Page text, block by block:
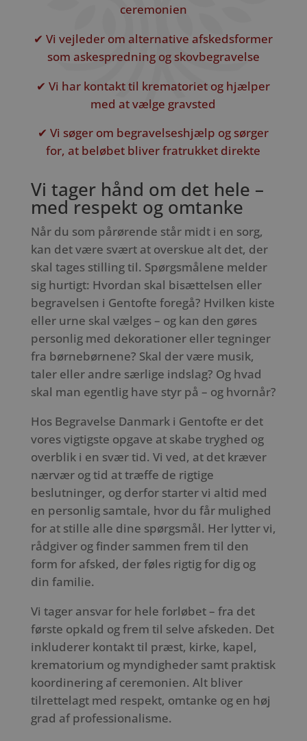
ceremonien
✔ Vi vejleder om alternative afskedsformer
som askespredning og skovbegravelse
✔ Vi har kontakt til krematoriet og hjælper
med at vælge gravsted
✔ Vi søger om begravelseshjælp og sørger
for, at beløbet bliver fratrukket direkte
Vi tager hånd om det hele –
med respekt og omtanke
Når du som pårørende står midt i en sorg,
kan det være svært at overskue alt det, der
skal tages stilling til. Spørgsmålene melder
sig hurtigt: Hvordan skal bisættelsen eller
begravelsen i Gentofte foregå? Hvilken kiste
eller urne skal vælges – og kan den gøres
personlig med dekorationer eller tegninger
fra børnebørnene? Skal der være musik,
taler eller andre særlige indslag? Og hvad
skal man egentlig have styr på – og hvornår?
Hos Begravelse Danmark i Gentofte er det
vores vigtigste opgave at skabe tryghed og
overblik i en svær tid. Vi ved, at det kræver
nærvær og tid at træffe de rigtige
beslutninger, og derfor starter vi altid med
en personlig samtale, hvor du får mulighed
for at stille alle dine spørgsmål. Her lytter vi,
rådgiver og finder sammen frem til den
form for afsked, der føles rigtig for dig og
din familie.
Vi tager ansvar for hele forløbet – fra det
første opkald og frem til selve afskeden. Det
inkluderer kontakt til præst, kirke, kapel,
krematorium og myndigheder samt praktisk
koordinering af ceremonien. Alt bliver
tilrettelagt med respekt, omtanke og en høj
grad af professionalisme.